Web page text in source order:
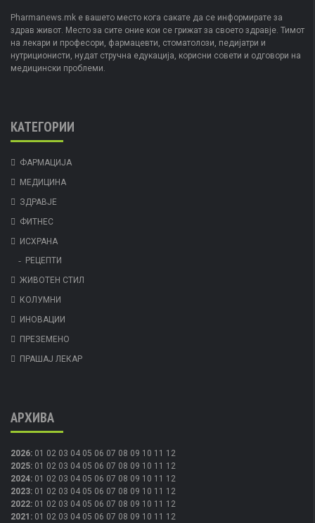
Pharmanews.mk е вашето место кога сакате да се информирате за
здрав живот. Место за сите оние кои се грижат за своето здравје. Тимот
на лекари и професори, фармацевти, стоматолози, педијатри и
нутриционисти, нудат стручна едукација, корисни совети и одговори на
медицински проблеми.
КАТЕГОРИИ
ФАРМАЦИЈА
МЕДИЦИНА
ЗДРАВЈЕ
ФИТНЕС
ИСХРАНА
РЕЦЕПТИ
ЖИВОТЕН СТИЛ
КОЛУМНИ
ИНОВАЦИИ
ПРЕЗЕМЕНО
ПРАШАЈ ЛЕКАР
АРХИВА
2026: 01 02 03 04 05 06 07 08 09 10 11 12
2025: 01 02 03 04 05 06 07 08 09 10 11 12
2024: 01 02 03 04 05 06 07 08 09 10 11 12
2023: 01 02 03 04 05 06 07 08 09 10 11 12
2022: 01 02 03 04 05 06 07 08 09 10 11 12
2021 : 01 02 03 04 05 06 07 08 09 10 11 12